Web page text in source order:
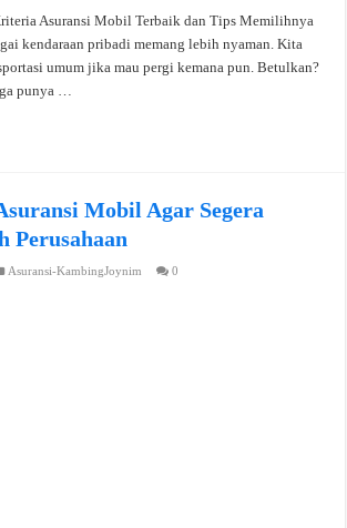
Asuransi Mobil Terbaik dan Tips Memilihnya
kendaraan pribadi memang lebih nyaman. Kita
umum jika mau pergi kemana pun. Betulkan?
punya …
Mobil Agar Segera
Perusahaan
Asuransi-KambingJoynim 0